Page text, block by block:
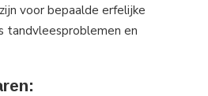
voor bepaalde erfelijke
tandvleesproblemen en